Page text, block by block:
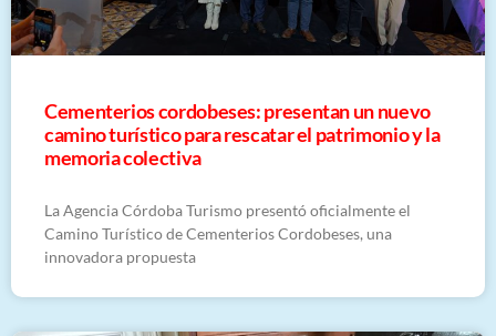
Cementerios cordobeses: presentan un nuevo
camino turístico para rescatar el patrimonio y la
memoria colectiva
La Agencia Córdoba Turismo presentó oficialmente el
Camino Turístico de Cementerios Cordobeses, una
innovadora propuesta